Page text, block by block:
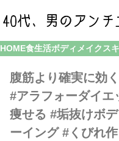
HOME食生活ボディメイク ス
腹筋より確実に効
#アラフォーダイ
痩せる #垢抜けボ
ーイング #くびれ作